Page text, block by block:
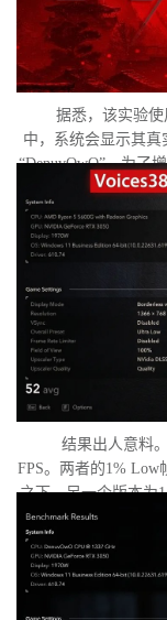
据悉，该实验使
中，系统会显示其真
“DenuvOwO”。为了
置了低分辨率，并将
同条件下进行：内
闭，并
结果出人意料
FPS。两者的1% Low
之下，另一个版本为
式下的优化竟如此之
理器带来负担并